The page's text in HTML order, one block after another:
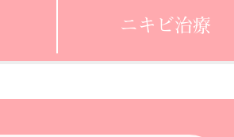
ニキビ治療